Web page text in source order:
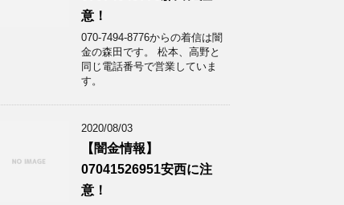
意！
070-7494-8776からの着信は闇
金の森田です。 松本、高野と
同じ電話番号で営業していま
す。
2020/08/03
【闇金情報】
07041526951安西に注
意！